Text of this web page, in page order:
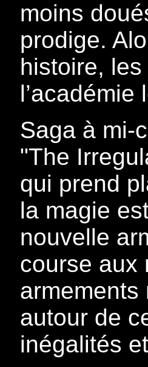
moins
prodige.
histoire,
Saga à mi-
"The
qui prend
la magie
nouvelle
course aux
autour de
inégalités